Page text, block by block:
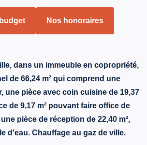
Nos honoraires
dans un immeuble en copropriété,
de 66,24 m² qui comprend une
une pièce avec coin cuisine de 19,37
de 9,17 m² pouvant faire office de
pièce de réception de 22,40 m²,
d'eau. Chauffage au gaz de ville.